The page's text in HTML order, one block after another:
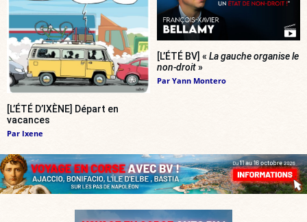
[L’ÉTÉ D’IXÈNE] Départ en
vacances
Par Ixene
[L’ÉTÉ BV] « La gauche organise le
non-droit»
Par Yann Montero